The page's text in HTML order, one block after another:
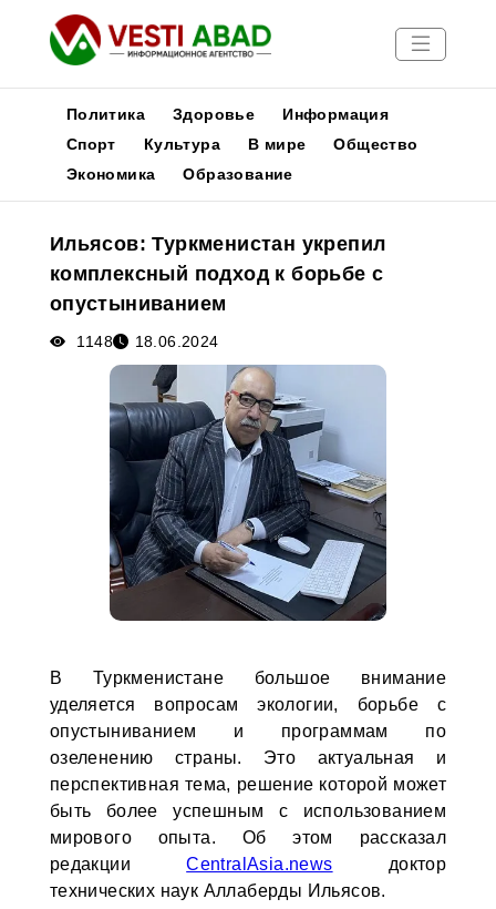
Новости
Медиа
Афиша
Политика Здоровье
Информация
Спорт
Культура В мире
Общество
Экономика
Образование
Ильясов: Туркменистан укрепил
комплексный подход к борьбе с
опустыниванием
1148 18.06.2024
В Туркменистане большое внимание
уделяется вопросам экологии, борьбе с
опустыниванием и программам по
озеленению страны. Это актуальная и
перспективная тема, решение которой может
быть более успешным с использованием
мирового опыта. Об этом рассказал
редакцииCentralAsia.news доктор
технических наук Аллаберды Ильясов.